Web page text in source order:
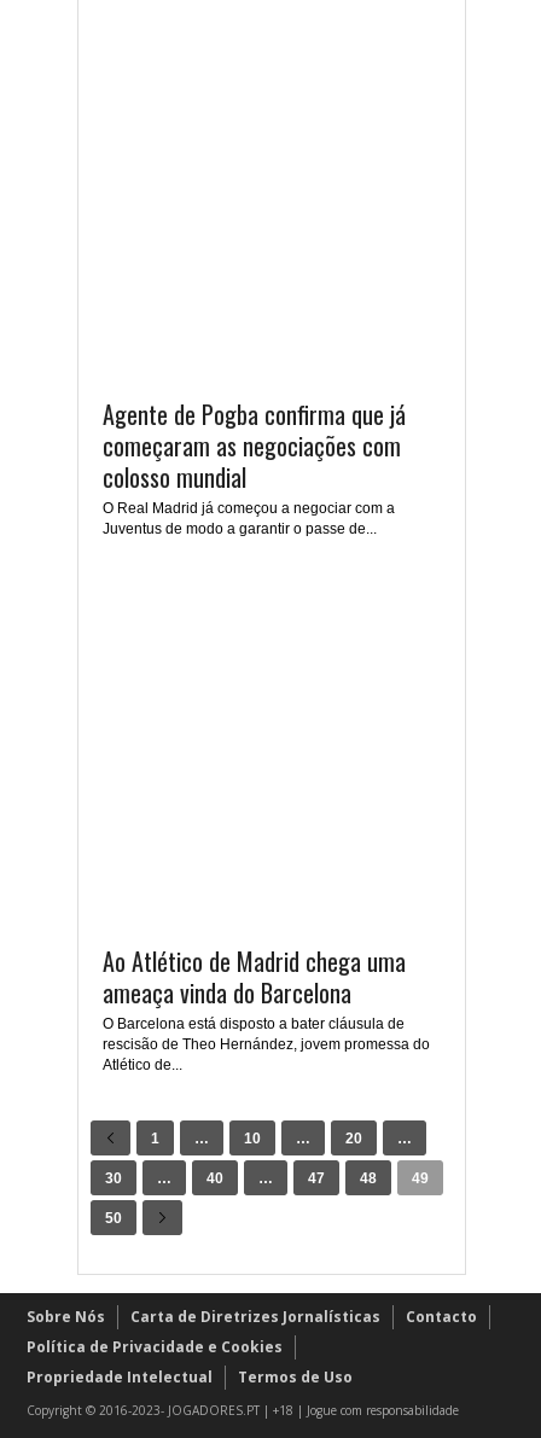
Agente de Pogba confirma que já
começaram as negociações com
colosso mundial
O Real Madrid já começou a negociar com a
Juventus de modo a garantir o passe de...
Ao Atlético de Madrid chega uma
ameaça vinda do Barcelona
O Barcelona está disposto a bater cláusula de
rescisão de Theo Hernández, jovem promessa do
Atlético de...
1 … 10 … 20 …
30 … 40 … 47 48 49
50
Sobre Nós Carta de Diretrizes Jornalísticas
Contacto
Política de Privacidade e Cookies
Propriedade Intelectual
Termos de Uso
Copyright © 2016-2023- JOGADORES.PT | +18 | Jogue com responsabilidade